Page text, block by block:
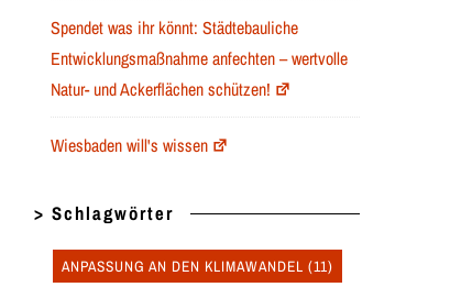
Spendet was ihr könnt: Städtebauliche
Entwicklungsmaßnahme anfechten – wertvolle
Natur- und Ackerflächen schützen!
Wiesbaden will's wissen
> Schlagwörter
ANPASSUNG AN DEN KLIMAWANDEL (11)